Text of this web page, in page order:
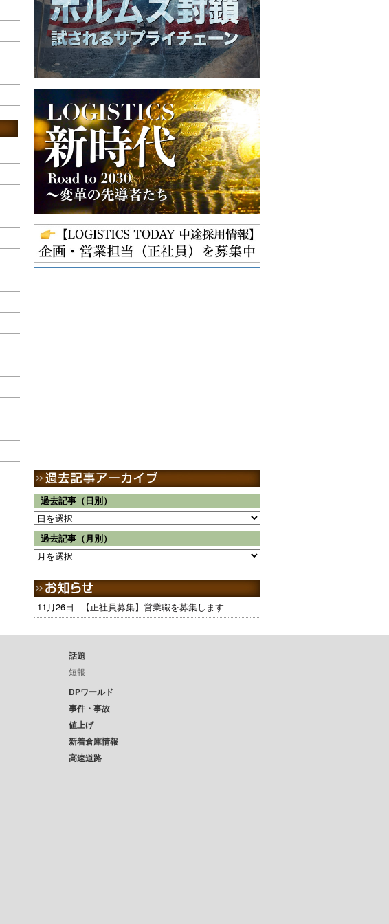
過去記事（日別）
過去記事（月別）
11月26日 【正社員募集】営業職を募集します
話題
短報
DPワールド
事件・事故
値上げ
新着倉庫情報
高速道路